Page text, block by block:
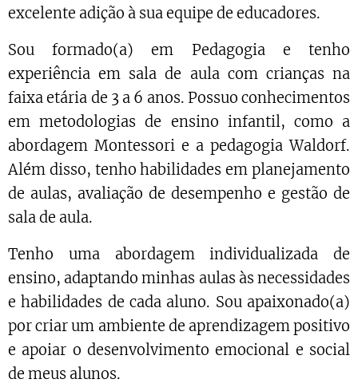
excelente adição à sua equipe de educadores.
Sou formado(a) em Pedagogia e tenho
experiência em sala de aula com crianças na
faixa etária de 3 a 6 anos. Possuo conhecimentos
em metodologias de ensino infantil, como a
abordagem Montessori e a pedagogia Waldorf.
Além disso, tenho habilidades em planejamento
de aulas, avaliação de desempenho e gestão de
sala de aula.
Tenho uma abordagem individualizada de
ensino, adaptando minhas aulas às necessidades
e habilidades de cada aluno. Sou apaixonado(a)
por criar um ambiente de aprendizagem positivo
e apoiar o desenvolvimento emocional e social
de meus alunos.